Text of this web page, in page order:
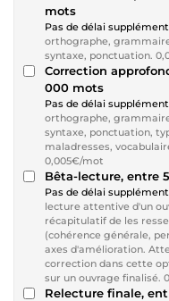
mots
Pas de délai
orthographe,
syntaxe, ponctuation.
Correction
000 mots
Pas de délai
orthographe,
syntaxe, ponctuation,
maladresses,
0,005€/mot
Bêta-lecture, entre
Pas de délai
lecture attentive d'un
récapitulatif de les
(cohérence générale,
axes d'amélioration.
correction dans cette
sur un ouvrage finalisé.
Relecture finale,